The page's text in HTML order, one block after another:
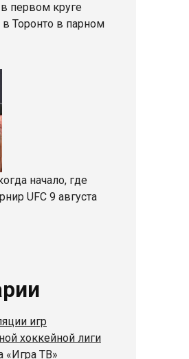
первом круге
в Торонто в парном
начало, где
UFC 9 августа
игр
хоккейной лиги
«Игра ТВ»